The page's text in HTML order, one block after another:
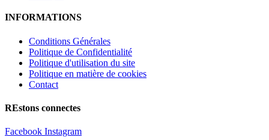
INFORMATIONS
Conditions Générales
Politique de Confidentialité
Politique d'utilisation du site
Politique en matière de cookies
Contact
REstons connectes
Facebook Instagram